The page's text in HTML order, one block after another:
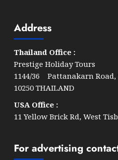
Address
Thailand Office :
Prestige Holiday Tours
1144/36 Pattanakarn
10250 THAILAND
USA Office :
11 Yellow Brick Rd, West
For advertising